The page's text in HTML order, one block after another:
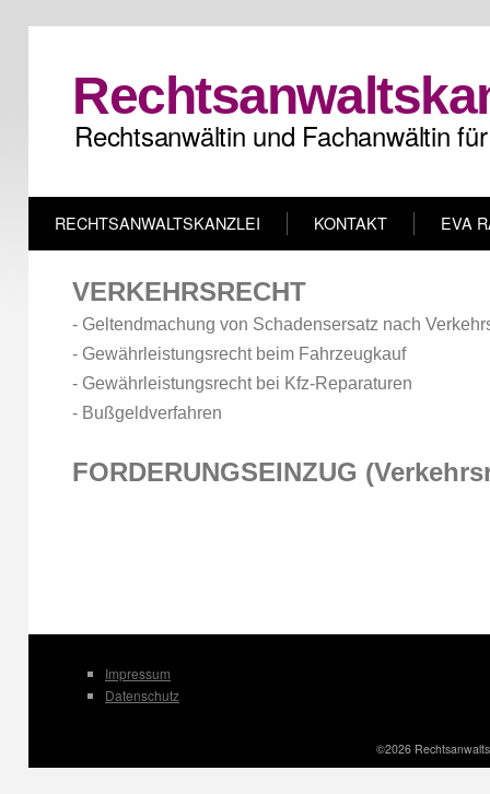
Rechtsanwältin und Fachanwältin
RECHTSANWALTSKANZLEI KONTAKT EVA
VERKEHRSRECHT
- Geltendmachung von Schadensersatz nach
- Gewährleistungsrecht beim Fahrzeugkauf
- Gewährleistungsrecht bei Kfz-Reparaturen
- Bußgeldverfahren
FORDERUNGSEINZUG
Impressum
Datenschutz
©2026